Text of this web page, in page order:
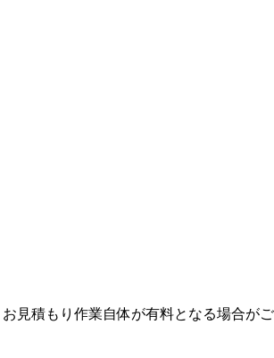
見積もり作業自体が有料となる場合がご